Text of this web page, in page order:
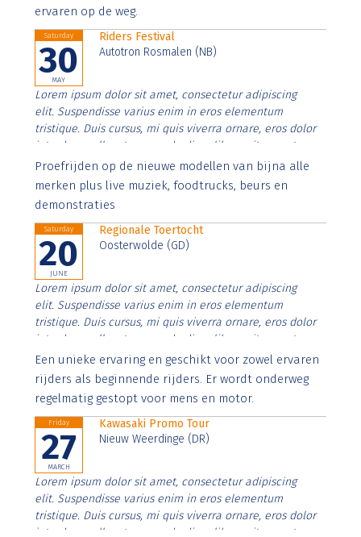
ervaren op de weg.
Saturday
30
MAY
Riders Festival
Autotron Rosmalen (NB)
Lorem ipsum dolor sit amet, consectetur adipiscing
elit. Suspendisse varius enim in eros elementum
tristique. Duis cursus, mi quis viverra ornare, eros dolor
interdum nulla, ut commodo diam libero vitae erat.
Aenean faucibus nibh et justo cursus id rutrum lorem
imperdiet. Nunc ut sem vitae risus tristique posuere.
Proefrijden op de nieuwe modellen van bijna alle
merken plus live muziek, foodtrucks, beurs en
demonstraties
Saturday
20
JUNE
Regionale Toertocht
Oosterwolde (GD)
Lorem ipsum dolor sit amet, consectetur adipiscing
elit. Suspendisse varius enim in eros elementum
tristique. Duis cursus, mi quis viverra ornare, eros dolor
interdum nulla, ut commodo diam libero vitae erat.
Aenean faucibus nibh et justo cursus id rutrum lorem
imperdiet. Nunc ut sem vitae risus tristique posuere.
Een unieke ervaring en geschikt voor zowel ervaren
rijders als beginnende rijders. Er wordt onderweg
regelmatig gestopt voor mens en motor.
Friday
27
MARCH
Kawasaki Promo Tour
Nieuw Weerdinge (DR)
Lorem ipsum dolor sit amet, consectetur adipiscing
elit. Suspendisse varius enim in eros elementum
tristique. Duis cursus, mi quis viverra ornare, eros dolor
interdum nulla, ut commodo diam libero vitae erat.